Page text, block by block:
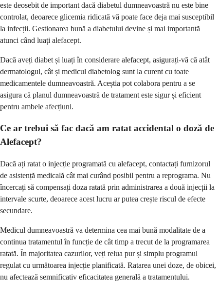
este deosebit de important dacă diabetul dumneavoastră nu este bine
controlat, deoarece glicemia ridicată vă poate face deja mai susceptibil
la infecții. Gestionarea bună a diabetului devine și mai importantă
atunci când luați alefacept.
Dacă aveți diabet și luați în considerare alefacept, asigurați-vă că atât
dermatologul, cât și medicul diabetolog sunt la curent cu toate
medicamentele dumneavoastră. Aceștia pot colabora pentru a se
asigura că planul dumneavoastră de tratament este sigur și eficient
pentru ambele afecțiuni.
Ce ar trebui să fac dacă am ratat accidental o doză de
Alefacept?
Dacă ați ratat o injecție programată cu alefacept, contactați furnizorul
de asistență medicală cât mai curând posibil pentru a reprograma. Nu
încercați să compensați doza ratată prin administrarea a două injecții la
intervale scurte, deoarece acest lucru ar putea crește riscul de efecte
secundare.
Medicul dumneavoastră va determina cea mai bună modalitate de a
continua tratamentul în funcție de cât timp a trecut de la programarea
ratată. În majoritatea cazurilor, veți relua pur și simplu programul
regulat cu următoarea injecție planificată. Ratarea unei doze, de obicei,
nu afectează semnificativ eficacitatea generală a tratamentului.